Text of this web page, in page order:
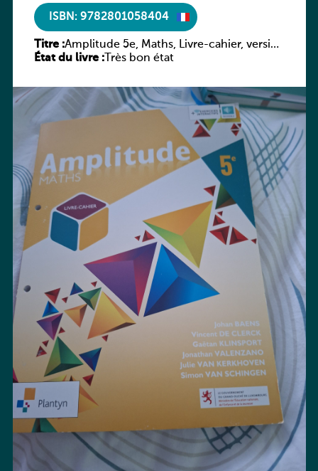
ISBN: 9782801058404
Titre :Amplitude 5e, Maths, Livre-cahier, version
luxembourgeoise
État du livre :Très bon état